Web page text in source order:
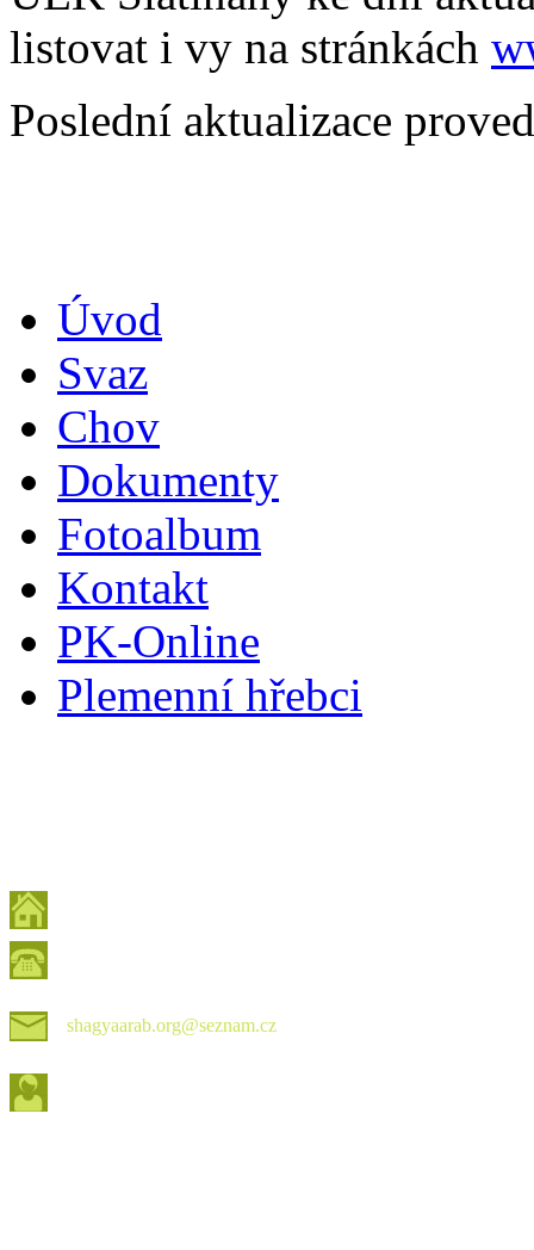
listovat i vy na stránkách
Poslední aktualizace
Úvod
Svaz
Chov
Dokumenty
Fotoalbum
Kontakt
PK-Online
Plemenní hřebci
shagyaarab.org@seznam.cz